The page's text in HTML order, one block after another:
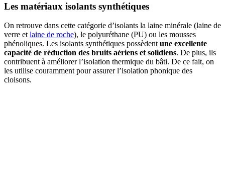
Les matériaux isolants synthétiques
On retrouve dans cette catégorie d’isolants la laine minérale (laine de
verre et laine de roche), le polyuréthane (PU) ou les mousses
phénoliques. Les isolants synthétiques possèdent une excellente
capacité de réduction des bruits aériens et solidiens. De plus, ils
contribuent à améliorer l’isolation thermique du bâti. De ce fait, on
les utilise couramment pour assurer l’isolation phonique des
cloisons.